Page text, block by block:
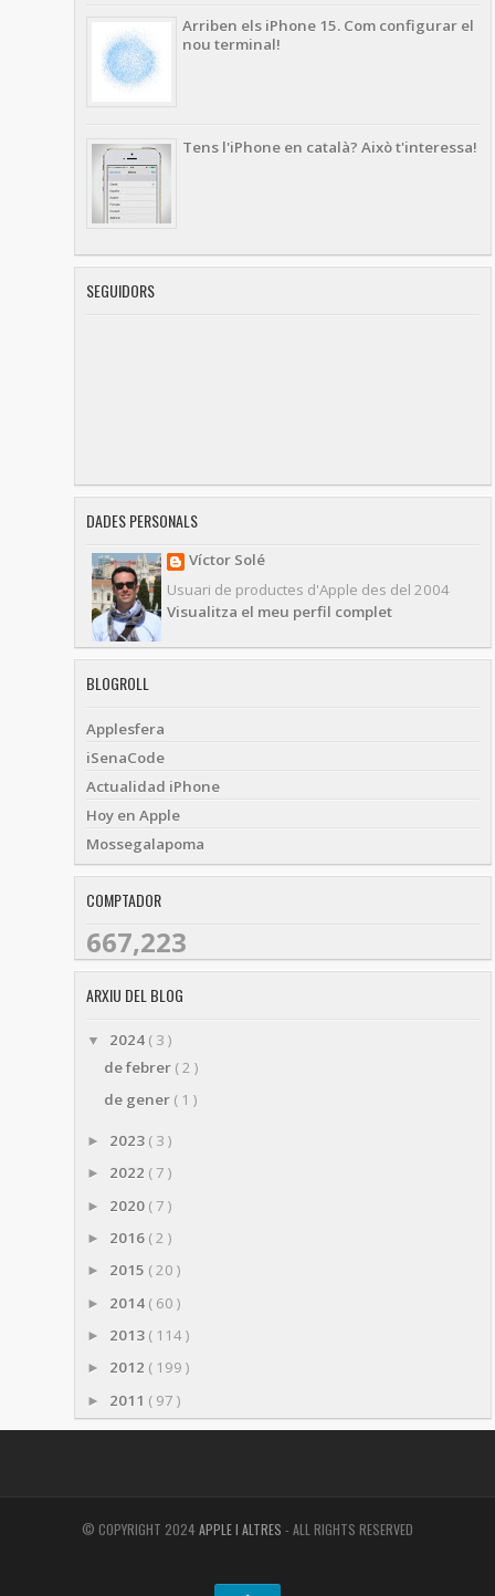
Arriben els iPhone 15. Com configurar el
nou terminal!
Tens l'iPhone en català? Això t'interessa!
SEGUIDORS
DADES PERSONALS
Víctor Solé
Usuari de productes d'Apple des del 2004
Visualitza el meu perfil complet
BLOGROLL
Applesfera
iSenaCode
Actualidad iPhone
Hoy en Apple
Mossegalapoma
COMPTADOR
667,223
ARXIU DEL BLOG
▼ 2024 ( 3 )
de febrer ( 2 )
de gener ( 1 )
► 2023 ( 3 )
► 2022 ( 7 )
► 2020 ( 7 )
► 2016 ( 2 )
► 2015 ( 20 )
► 2014 ( 60 )
► 2013 ( 114 )
► 2012 ( 199 )
► 2011 ( 97 )
© COPYRIGHT 2024 APPLE I ALTRES - ALL RIGHTS RESERVED